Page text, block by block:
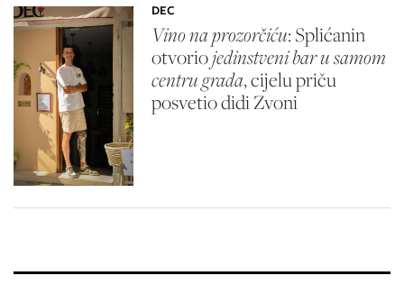
DEC
Vino na prozorčiću: Splićanin
otvoriojedinstveni bar u samom
centru grada, cijelu priču
posvetio didi Zvoni